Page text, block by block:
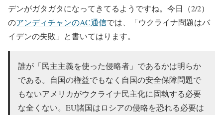
デンがガタガタになってきてるようですね。今日（2/2）
のアンディチャンのAC通信では、「ウクライナ問題はバ
イデンの失敗」と書いてはります。
誰が「民主主義を使った侵略者」であるかは明らか
である。自国の権益でもなく自国の安全保障問題で
もないアメリカがウクライナ民主化に固執する必要
な全くない。EU諸国はロシアの侵略を恐れる必要は